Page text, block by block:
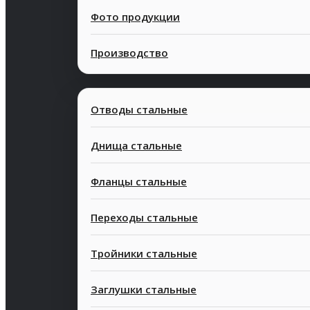
Фото продукции
Производство
Отводы стальные
Днища стальные
Фланцы стальные
Переходы стальные
Тройники стальные
Заглушки стальные